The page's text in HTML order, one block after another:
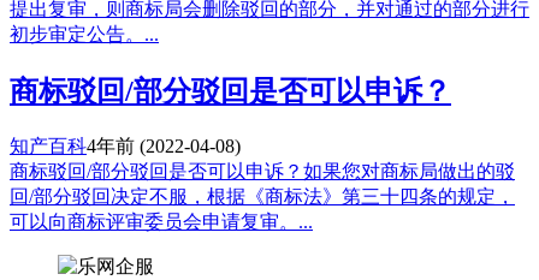
提出复审，则商标局会删除驳回的部分，并对通过的部分进行
初步审定公告。...
商标驳回/部分驳回是否可以申诉？
知产百科4年前 (2022-04-08)
商标驳回/部分驳回是否可以申诉？如果您对商标局做出的驳
回/部分驳回决定不服，根据《商标法》第三十四条的规定，
可以向商标评审委员会申请复审。...